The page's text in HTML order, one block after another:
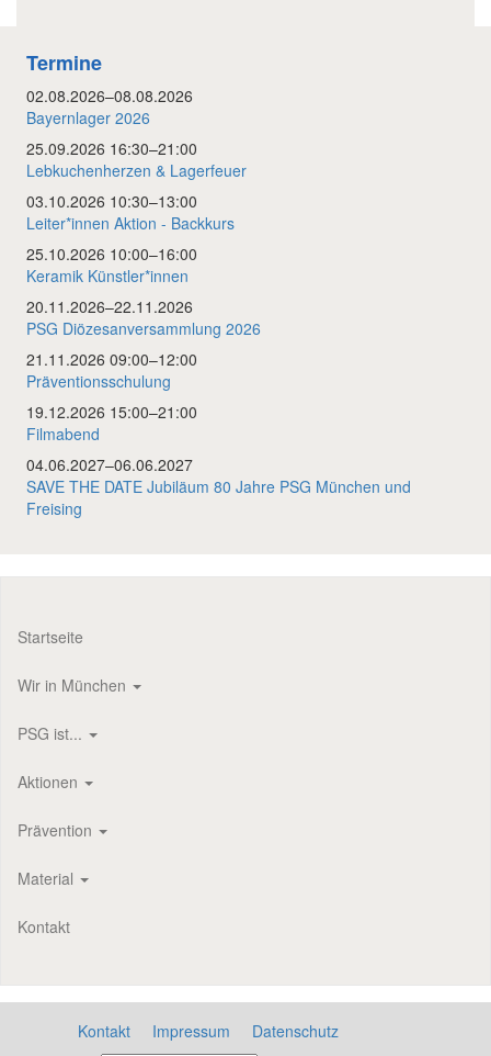
Termine
02.08.2026–08.08.2026
Bayernlager 2026
25.09.2026 16:30–21:00
Lebkuchenherzen & Lagerfeuer
03.10.2026 10:30–13:00
Leiter*innen Aktion - Backkurs
25.10.2026 10:00–16:00
Keramik Künstler*innen
20.11.2026–22.11.2026
PSG Diözesanversammlung 2026
21.11.2026 09:00–12:00
Präventionsschulung
19.12.2026 15:00–21:00
Filmabend
04.06.2027–06.06.2027
SAVE THE DATE Jubiläum 80 Jahre PSG München und
Freising
Startseite
Wir in München
PSG ist...
Aktionen
Prävention
Material
Kontakt
Kontakt Impressum Datenschutz